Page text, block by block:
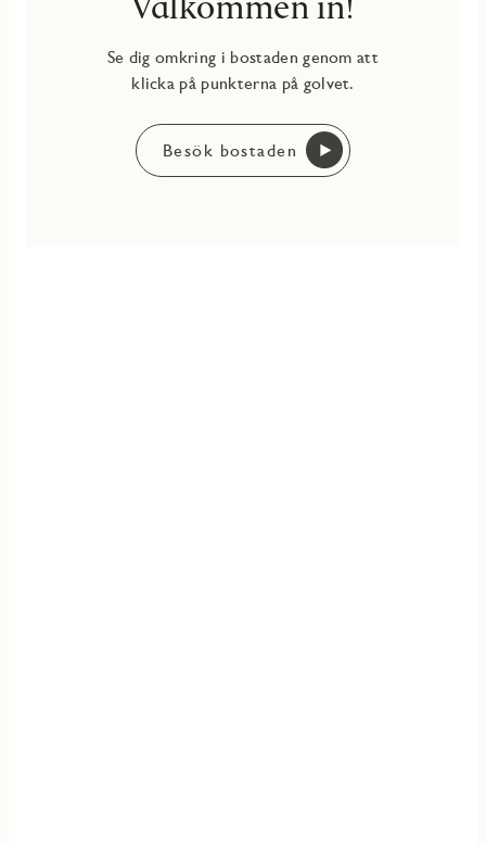
Se dig omkring i bostaden genom att
klicka på punkterna på golvet.
Besök bostaden